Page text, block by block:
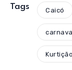
Tags Caicó
Kurtição